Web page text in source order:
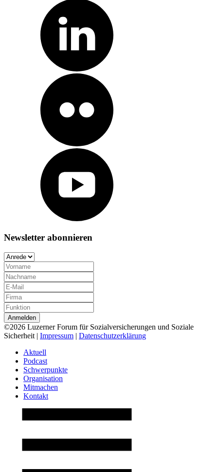
Newsletter abonnieren
©2026 Luzerner Forum für Sozialversicherungen und Soziale
Sicherheit | Impressum | Datenschutzerklärung
Aktuell
Podcast
Schwerpunkte
Organisation
Mitmachen
Kontakt